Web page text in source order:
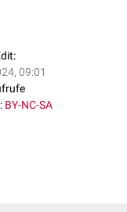
09:01
BY-NC-SA